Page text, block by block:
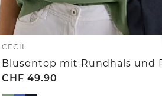
CECIL
CHF 49.90